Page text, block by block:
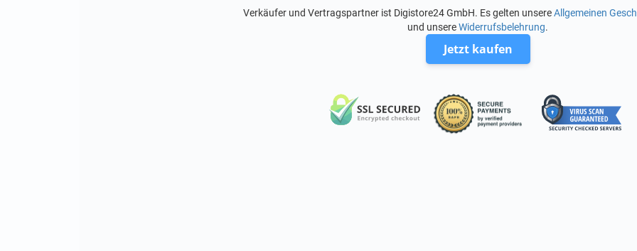
Verkäufer und Vertragspartner ist Digistore24 GmbH. Es gelten unsereAllgemeinen
und unsereWiderrufsbelehrung.
Jetzt kaufen